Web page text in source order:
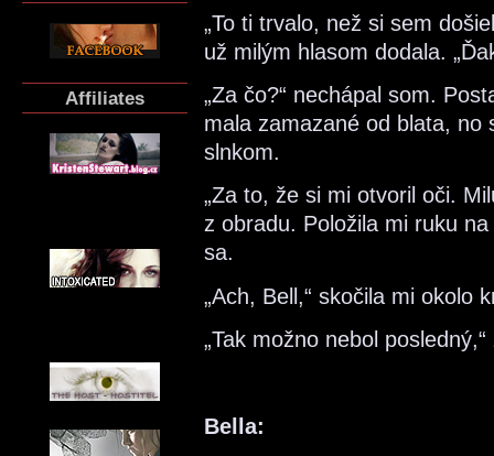
Affiliates
„To ti trvalo, než si sem
už milým hlasom dodala.
„Za čo?“ nechápal som.
mala zamazané od blata, no
slnkom.
„Za to, že si mi otvoril oči.
z obradu. Položila mi ruku
sa.
„Ach, Bell,“ skočila mi okolo
„Tak možno nebol
Bella: